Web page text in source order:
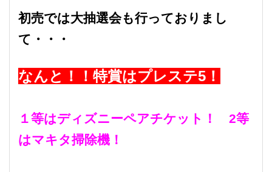
初売では大抽選会も行っておりまし
て・・・
なんと！！特賞はプレステ5！
１等はディズニーペアチケット！ 2等
はマキタ掃除機！